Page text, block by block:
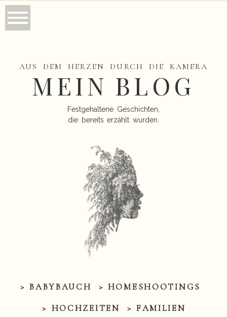
AUS DEM HERZEN DURCH DIE KAMERA
MEIN BLOG
Festgehaltene Geschichten,
die bereits erzählt wurden.
> BABYBAUCH
> HOMESHOOTINGS
> HOCHZEITEN
> FAMILIEN